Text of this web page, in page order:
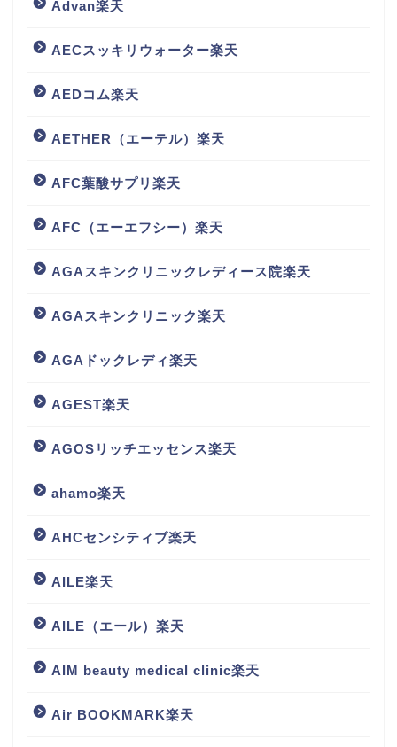
Advan楽天
AECスッキリウォーター楽天
AEDコム楽天
AETHER（エーテル）楽天
AFC葉酸サプリ楽天
AFC（エーエフシー）楽天
AGAスキンクリニックレディース院楽天
AGAスキンクリニック楽天
AGAドックレディ楽天
AGEST楽天
AGOSリッチエッセンス楽天
ahamo楽天
AHCセンシティブ楽天
AILE楽天
AILE（エール）楽天
AIM beauty medical clinic楽天
Air BOOKMARK楽天